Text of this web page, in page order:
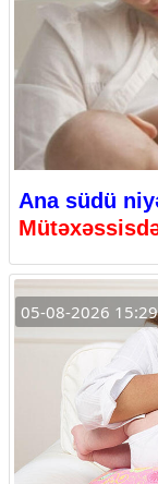
Ana südü
05-08-2026 15:29